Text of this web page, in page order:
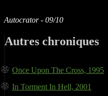
Autocrator - 09/10
Autres chroniques
Once Upon The Cross, 1995
In Torment In Hell, 2001